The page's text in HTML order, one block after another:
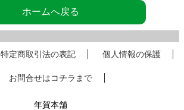
ホームへ戻る
特定商取引法の表記 個人情報の保護
お問合せはコチラまで
年賀本舗